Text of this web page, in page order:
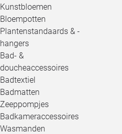
Kunstbloemen
Bloempotten
Plantenstandaards & -
hangers
Bad- &
doucheaccessoires
Badtextiel
Badmatten
Zeeppompjes
Badkameraccessoires
Wasmanden